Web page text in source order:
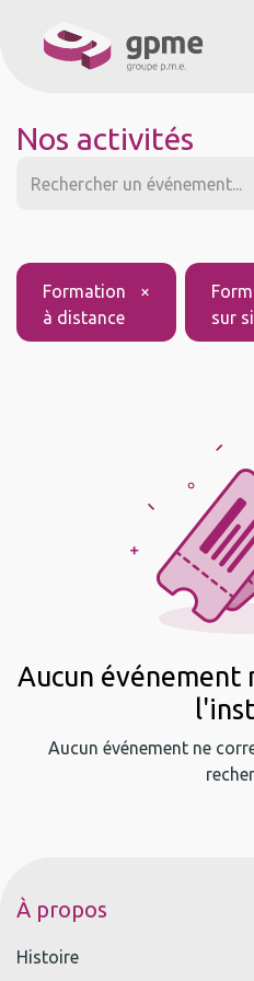
Nos activités
Formation
à distance
×
sur
Aucun
Aucun événement ne
À propos
Histoire